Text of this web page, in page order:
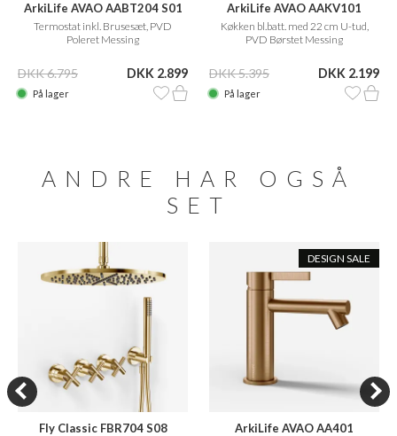
ArkiLife AVAO AABT204 S01
Termostat inkl. Brusesæt, PVD
Poleret Messing
DKK 6.795 DKK 2.899
På lager
ArkiLife AVAO AAKV101
Køkken bl.batt. med 22 cm U-tud,
PVD Børstet Messing
DKK 5.395 DKK 2.199
På lager
ANDRE HAR OGSÅ
SET
Fly Classic FBR704 S08
DESIGN SALE
ArkiLife AVAO AA401